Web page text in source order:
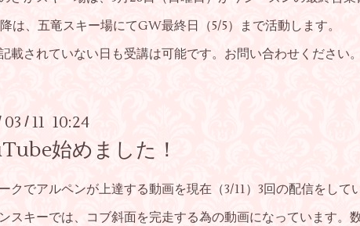
は、五竜スキー場にてGW最終日（5/5）まで活動します。
載されていない日も受講は可能です。お問い合わせください。
03 / 11 10:24
始めました！
クでアルペンが上達する動画を現在（3/11）3回の配信をして
スキーでは、コブ斜面を完走する為の動画になっています。